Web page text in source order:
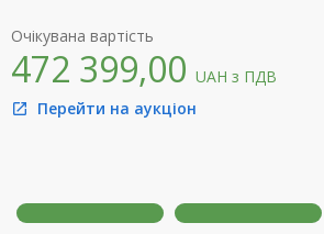
Очікувана вартість
472 399,00 UAH з ПДВ
open_in_new Перейти на аукціон